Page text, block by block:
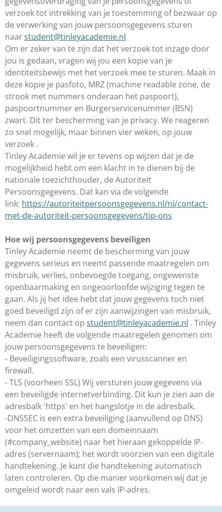
verzoek tot intrekking van je toestemming of bezwaar op
de verwerking van jouw persoonsgegevens sturen
naarstudent@tinleyacademie.nl
Om er zeker van te zijn dat het verzoek tot inzage door
jou is gedaan, vragen wij jou een kopie van je
identiteitsbewijs met het verzoek mee te sturen. Maak in
deze kopie je pasfoto, MRZ (machine readable zone, de
strook met nummers onderaan het paspoort),
paspoortnummer en Burgerservicenummer (BSN)
zwart. Dit ter bescherming van je privacy. We reageren
zo snel mogelijk, maar binnen vier weken, op jouw
verzoek .
Tinley Academie wil je er tevens op wijzen dat je de
mogelijkheid hebt om een klacht in te dienen bij de
nationale toezichthouder, de Autoriteit
Persoonsgegevens. Dat kan via de volgende
link: https://autoriteitpersoonsgegevens.nl/nl/contact-
met-de-autoriteit-persoonsgegevens/tip-ons
Hoe wij persoonsgegevens beveiligen
Tinley Academie neemt de bescherming van jouw
gegevens serieus en neemt passende maatregelen om
misbruik, verlies, onbevoegde toegang, ongewenste
openbaarmaking en ongeoorloofde wijziging tegen te
gaan. Als jij het idee hebt dat jouw gegevens toch niet
goed beveiligd zijn of er zijn aanwijzingen van misbruik,
neem dan contact op student@tinleyacademie.nl . Tinley
Academie heeft de volgende maatregelen genomen om
jouw persoonsgegevens te beveiligen:
- Beveiligingssoftware, zoals een virusscanner en
firewall.
- TLS (voorheen SSL) Wij versturen jouw gegevens via
een beveiligde internetverbinding. Dit kun je zien aan de
adresbalk 'https' en het hangslotje in de adresbalk.
-DNSSEC is een extra beveiliging (aanvullend op DNS)
voor het omzetten van een domeinnaam
(#company_website) naar het hieraan gekoppelde IP-
adres (servernaam); het wordt voorzien van een digitale
handtekening. Je kunt die handtekening automatisch
laten controleren. Op die manier voorkomen wij dat je
omgeleid wordt naar een vals IP-adres.